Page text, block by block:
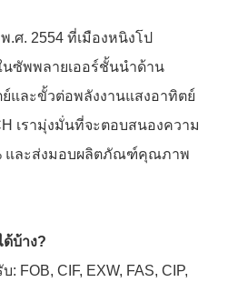
นซัพพลายเออร์ชั้นนำด้าน
และขั้วต่อพลังงานแสงอาทิตย์
เรามุ่งมั่นที่จะตอบสนองความ
และส่งมอบผลิตภัณฑ์คุณภาพ
ด้บ้าง?